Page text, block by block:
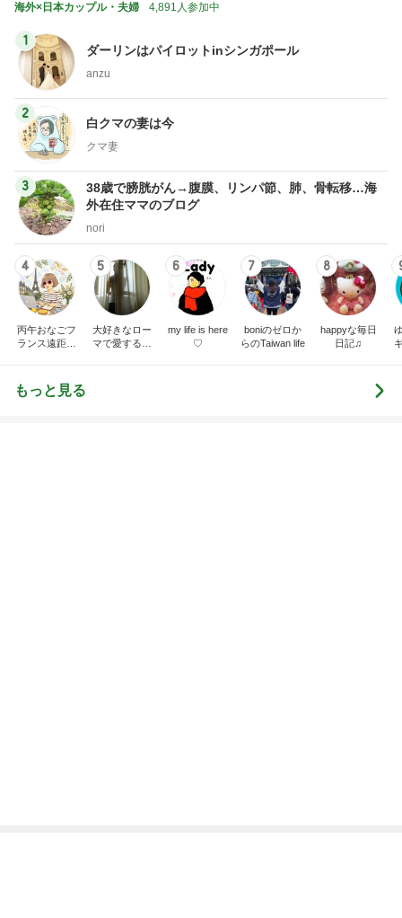
海外×日本カップル・夫婦 4,891人参加中
1
ダーリンはパイロットinシンガポール
anzu
2
白クマの妻は今
クマ妻
3
38歳で膀胱がん→腹膜、リンパ節、肺、骨転移…海
外在住ママのブログ
nori
4
丙午おなごフ
ランス遠距離
5
大好きなロー
マで愛するイ
6
my life is here
♡
7
boniのゼロか
らのTaiwan life
8
happyな毎日
日記♫
もっと見る